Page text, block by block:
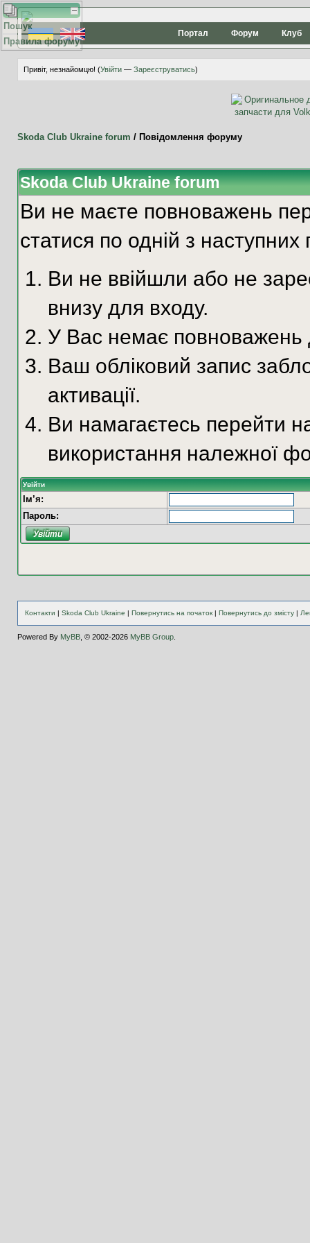
Портал Форум Клуб
Привіт, незнайомцю! (Увійти— Зареєструватись)
Skoda Club Ukraine forum / Повідомлення форуму
Пошук
Правила форуму
Skoda Club Ukraine forum
Ви не маєте повноважень
статися по одній з наступних
Ви не ввійшли або не
внизу для входу.
У Вас немає повноважень
Ваш обліковий запис
активації.
Ви намагаєтесь перейти
використання належної
Увійти
Ім’я:
Пароль:
Контакти | Skoda Club Ukraine | Повернутись на початок| Повернутись до змісту|
Powered By MyBB, © 2002-2026 MyBB Group.